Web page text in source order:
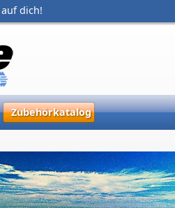
auf dich!
Zubehörkatalog